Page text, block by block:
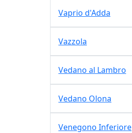
Vaprio d'Adda
Vazzola
Vedano al Lambro
Vedano Olona
Venegono Inferiore